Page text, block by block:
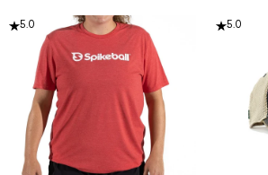
5.0 5.0